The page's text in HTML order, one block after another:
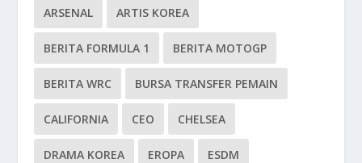
ARSENAL ARTIS KOREA
BERITA FORMULA 1 BERITA MOTOGP
BERITA WRC BURSA TRANSFER PEMAIN
CALIFORNIA CEO CHELSEA
DRAMA KOREA EROPA ESDM